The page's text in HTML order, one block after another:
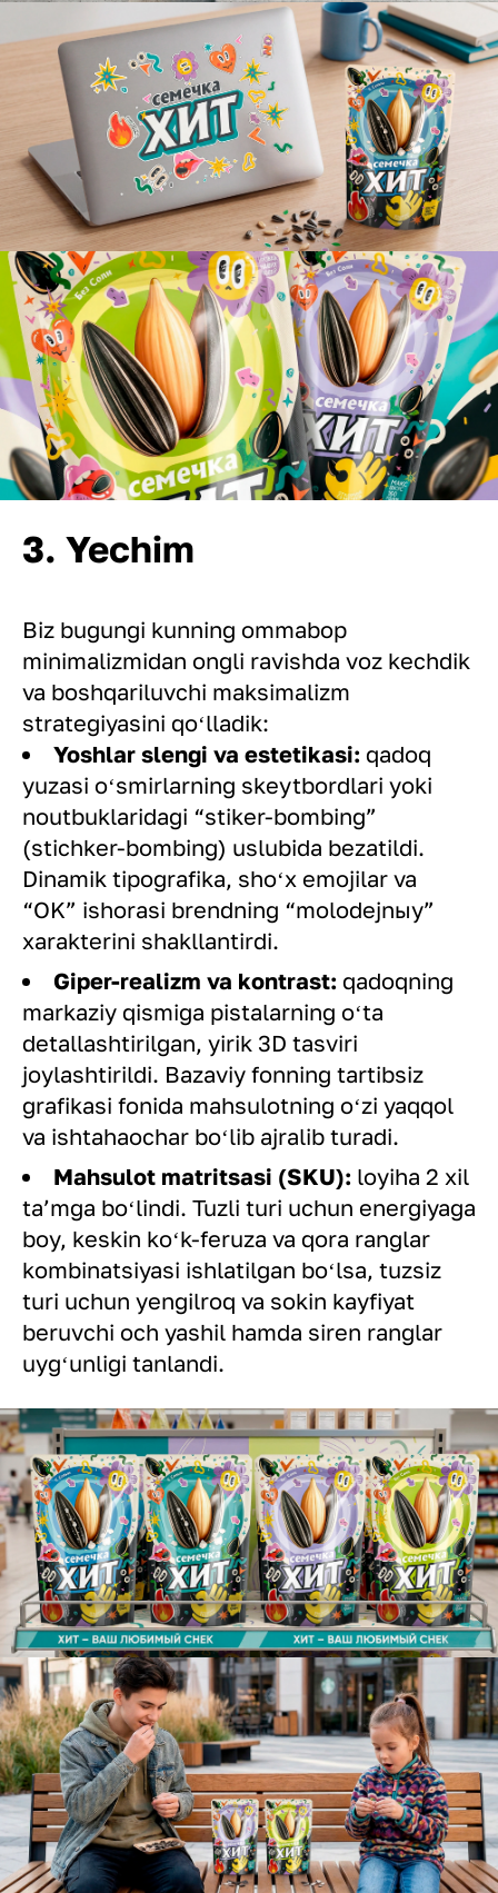
3. Yechim
Biz bugungi kunning ommabop
minimalizmidan ongli ravishda voz kechdik
va boshqariluvchi maksimalizm
strategiyasini qoʻlladik:
Yoshlar slengi va estetikasi: qadoq
yuzasi oʻsmirlarning skeytbordlari yoki
noutbuklaridagi “stiker-bombing”
(stichker-bombing) uslubida bezatildi.
Dinamik tipografika, shoʻx emojilar va
“OK” ishorasi brendning “molodejnыy”
xarakterini shakllantirdi.
Giper-realizm va kontrast: qadoqning
markaziy qismiga pistalarning oʻta
detallashtirilgan, yirik 3D tasviri
joylashtirildi. Bazaviy fonning tartibsiz
grafikasi fonida mahsulotning oʻzi yaqqol
va ishtahaochar boʻlib ajralib turadi.
Mahsulot matritsasi (SKU): loyiha 2 xil
taʼmga boʻlindi. Tuzli turi uchun energiyaga
boy, keskin koʻk-feruza va qora ranglar
kombinatsiyasi ishlatilgan boʻlsa, tuzsiz
turi uchun yengilroq va sokin kayfiyat
beruvchi och yashil hamda siren ranglar
uygʻunligi tanlandi.